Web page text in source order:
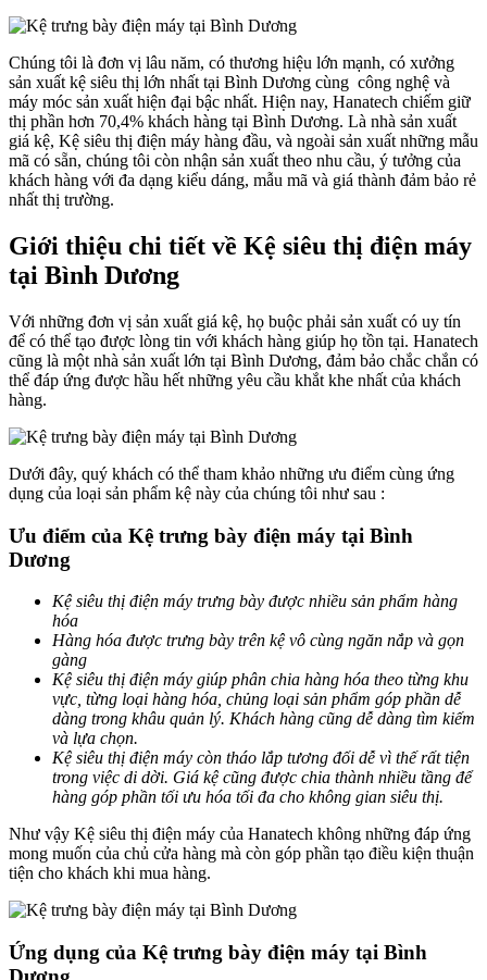
Chúng tôi là đơn vị lâu năm, có thương hiệu lớn mạnh, có xưởng
sản xuất kệ siêu thị lớn nhất tại Bình Dương cùng công nghệ và
máy móc sản xuất hiện đại bậc nhất. Hiện nay, Hanatech chiếm giữ
thị phần hơn 70,4% khách hàng tại Bình Dương. Là nhà sản xuất
giá kệ, Kệ siêu thị điện máy hàng đầu, và ngoài sản xuất những mẫu
mã có sẵn, chúng tôi còn nhận sản xuất theo nhu cầu, ý tưởng của
khách hàng với đa dạng kiểu dáng, mẫu mã và giá thành đảm bảo rẻ
nhất thị trường.
Giới thiệu chi tiết về Kệ siêu thị điện máy
tại Bình Dương
Với những đơn vị sản xuất giá kệ, họ buộc phải sản xuất có uy tín
để có thể tạo được lòng tin với khách hàng giúp họ tồn tại. Hanatech
cũng là một nhà sản xuất lớn tại Bình Dương, đảm bảo chắc chắn có
thể đáp ứng được hầu hết những yêu cầu khắt khe nhất của khách
hàng.
Dưới đây, quý khách có thể tham khảo những ưu điểm cùng ứng
dụng của loại sản phẩm kệ này của chúng tôi như sau :
​Ưu điểm của Kệ trưng bày điện máy tại Bình
Dương
Kệ siêu thị điện máy trưng bày được nhiều sản phẩm hàng
hóa
Hàng hóa được trưng bày trên kệ vô cùng ngăn nắp và gọn
gàng
Kệ siêu thị điện máy giúp phân chia hàng hóa theo từng khu
vực, từng loại hàng hóa, chủng loại sản phẩm góp phần dễ
dàng trong khâu quản lý. Khách hàng cũng dễ dàng tìm kiếm
và lựa chọn.
Kệ siêu thị điện máy còn tháo lắp tương đối dễ vì thế rất tiện
trong việc di dời. Giá kệ cũng được chia thành nhiều tầng để
hàng góp phần tối ưu hóa tối đa cho không gian siêu thị.
Như vậy Kệ siêu thị điện máy của Hanatech không những đáp ứng
mong muốn của chủ cửa hàng mà còn góp phần tạo điều kiện thuận
tiện cho khách khi mua hàng.
Ứng dụng của Kệ trưng bày điện máy tại Bình